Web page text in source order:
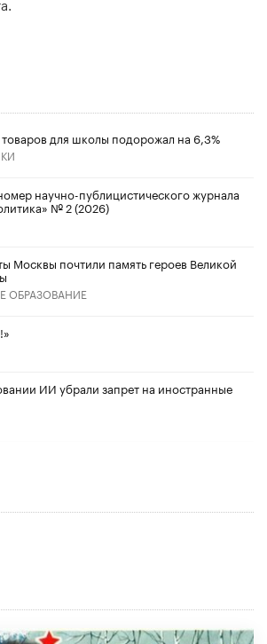
для школы подорожал на 6,3%
научно-публицистического журнала
№ 2 (2026)
Москвы почтили память героев Великой
ОБРАЗОВАНИЕ
ИИ убрали запрет на иностранные